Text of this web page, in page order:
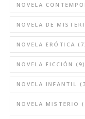
NOVELA
NOVELA DE
NOVELA ERÓTICA
NOVELA FICCIÓN (9)
NOVELA INFANTIL
NOVELA MISTERIO